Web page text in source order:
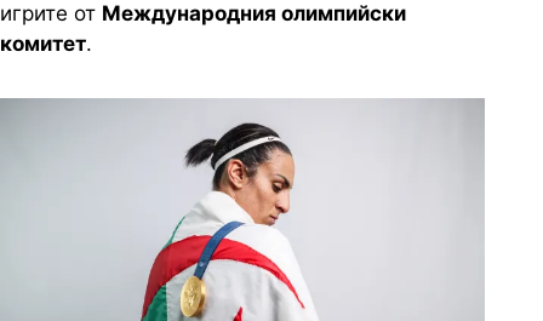
игрите от Международния олимпийски
комитет.